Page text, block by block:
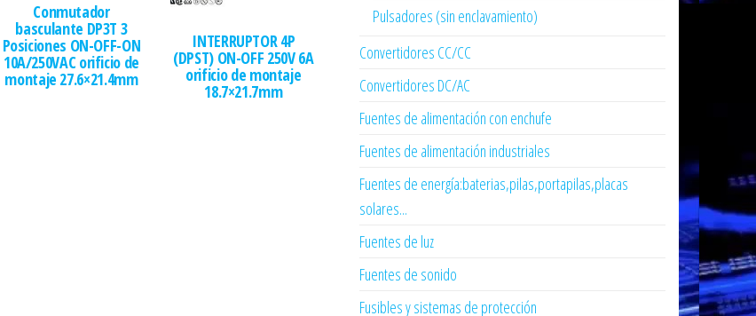
Conmutador
basculante DP3T 3
Posiciones ON-OFF-ON
10A/250VAC orificio de
montaje 27.6×21.4mm
INTERRUPTOR 4P
(DPST) ON-OFF 250V 6A
orificio de montaje
18.7×21.7mm
Pulsadores (sin enclavamiento)
Convertidores CC/CC
Convertidores DC/AC
Fuentes de alimentación con enchufe
Fuentes de alimentación industriales
Fuentes de energía:baterias,pilas,portapilas,placas
solares...
Fuentes de luz
Fuentes de sonido
Fusibles y sistemas de protección